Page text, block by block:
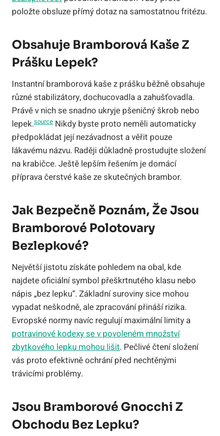
položte obsluze přímý dotaz na samostatnou fritézu.
Obsahuje Bramborová Kaše Z
Prášku Lepek?
Instantní bramborová kaše z prášku běžně obsahuje
různé stabilizátory, dochucovadla a zahušťovadla.
Právě v nich se snadno ukryje pšeničný škrob nebo
lepek.source Nikdy byste proto neměli automaticky
předpokládat její nezávadnost a věřit pouze
lákavému názvu. Raději důkladně prostudujte složení
na krabičce. Ještě lepším řešením je domácí
příprava čerstvé kaše ze skutečných brambor.
Jak Bezpečně Poznám, Že Jsou
Bramborové Polotovary
Bezlepkové?
Největší jistotu získáte pohledem na obal, kde
najdete oficiální symbol přeškrtnutého klasu nebo
nápis „bez lepku“. Základní suroviny sice mohou
vypadat neškodně, ale zpracování přináší rizika.
Evropské normy navíc regulují maximální limity a
potravinové kodexy se v povoleném množství
zbytkového lepku mohou lišit. Pečlivé čtení složení
vás proto efektivně ochrání před nechtěnými
trávicími problémy.
Jsou Bramborové Gnocchi Z
Obchodu Bez Lepku?